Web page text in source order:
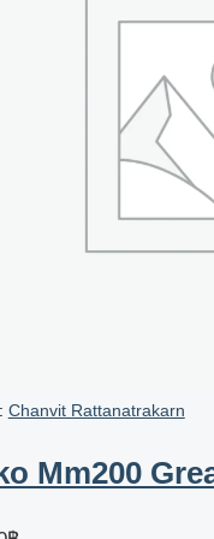
Chanvit Rattanatrakarn
Mm200